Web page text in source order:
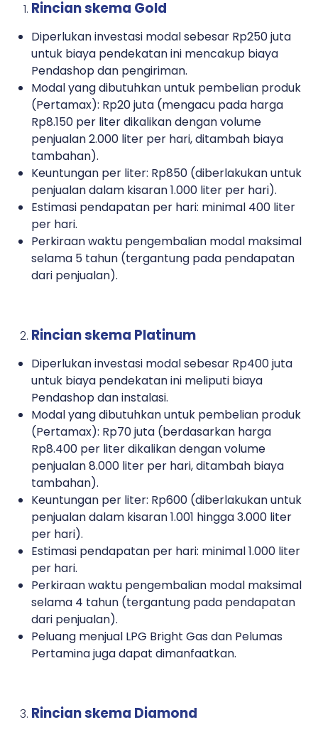
Rincian skema Gold
Diperlukan investasi modal sebesar Rp250 juta
untuk biaya pendekatan ini mencakup biaya
Pendashop dan pengiriman.
Modal yang dibutuhkan untuk pembelian produk
(Pertamax): Rp20 juta (mengacu pada harga
Rp8.150 per liter dikalikan dengan volume
penjualan 2.000 liter per hari, ditambah biaya
tambahan).
Keuntungan per liter: Rp850 (diberlakukan untuk
penjualan dalam kisaran 1.000 liter per hari).
Estimasi pendapatan per hari: minimal 400 liter
per hari.
Perkiraan waktu pengembalian modal maksimal
selama 5 tahun (tergantung pada pendapatan
dari penjualan).
Rincian skema Platinum
Diperlukan investasi modal sebesar Rp400 juta
untuk biaya pendekatan ini meliputi biaya
Pendashop dan instalasi.
Modal yang dibutuhkan untuk pembelian produk
(Pertamax): Rp70 juta (berdasarkan harga
Rp8.400 per liter dikalikan dengan volume
penjualan 8.000 liter per hari, ditambah biaya
tambahan).
Keuntungan per liter: Rp600 (diberlakukan untuk
penjualan dalam kisaran 1.001 hingga 3.000 liter
per hari).
Estimasi pendapatan per hari: minimal 1.000 liter
per hari.
Perkiraan waktu pengembalian modal maksimal
selama 4 tahun (tergantung pada pendapatan
dari penjualan).
Peluang menjual LPG Bright Gas dan Pelumas
Pertamina juga dapat dimanfaatkan.
Rincian skema Diamond